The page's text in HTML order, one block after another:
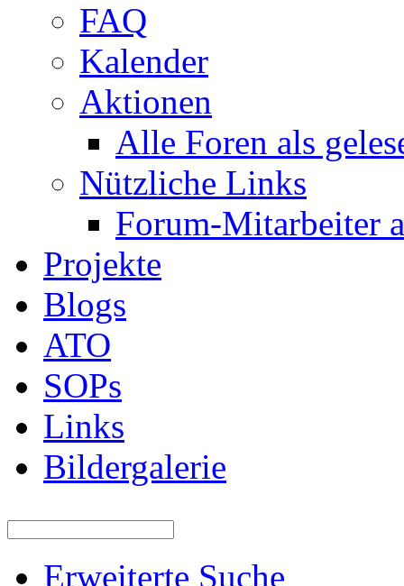
FAQ
Kalender
Aktionen
Alle Foren als
Nützliche Links
Forum-Mitarbeiter
Projekte
Blogs
ATO
SOPs
Links
Bildergalerie
Erweiterte Suche